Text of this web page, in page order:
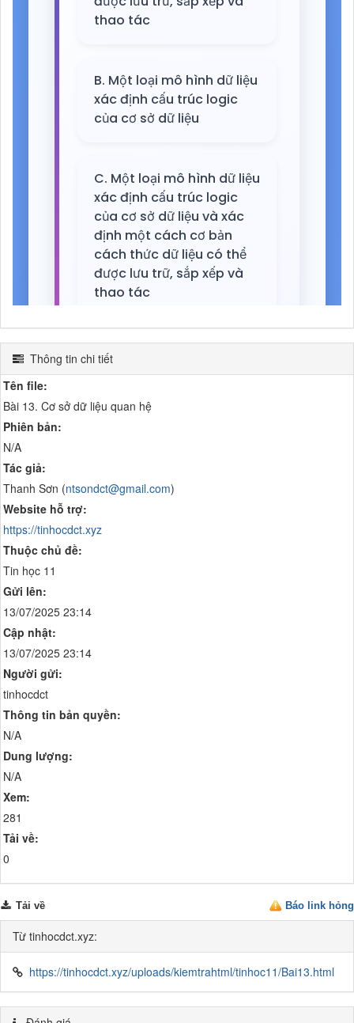
Thông tin chi tiết
Tên file:
Bài 13. Cơ sở dữ liệu quan hệ
Phiên bản:
N/A
Tác giả:
Thanh Sơn (ntsondct@gmail.com)
Website hỗ trợ:
https://tinhocdct.xyz
Thuộc chủ đề:
Tin học 11
Gửi lên:
13/07/2025 23:14
Cập nhật:
13/07/2025 23:14
Người gửi:
tinhocdct
Thông tin bản quyền:
N/A
Dung lượng:
N/A
Xem:
281
Tải về:
0
Báo link hỏng
Tải về
Từ tinhocdct.xyz:
https://tinhocdct.xyz/uploads/kiemtrahtml/tinhoc11/Bai13.html